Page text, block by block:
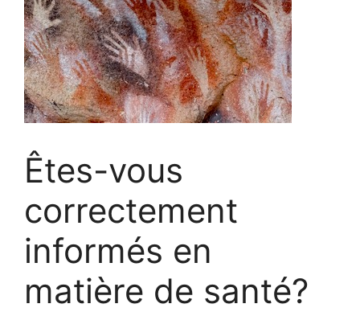
Êtes-vous
correctement
informés en
matière de santé?